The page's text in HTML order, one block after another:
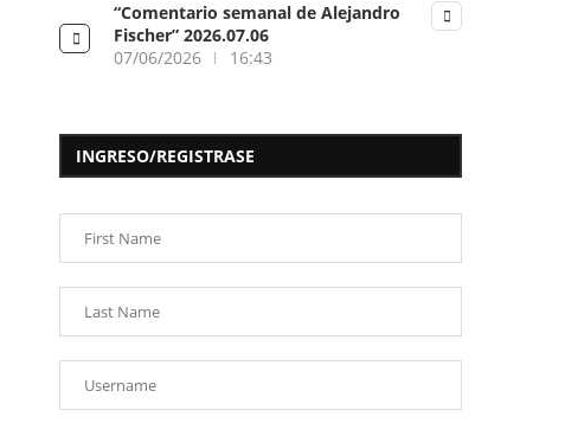
“Comentario semanal de Alejandro
Fischer” 2026.07.06
07/06/2026
16:43
INGRESO/REGISTRASE